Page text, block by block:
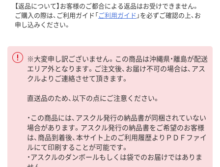
【返品について】お客様のご都合による返品はお受けできません。
ご購入の際は、ご利用ガイド「ご利用ガイド 」を必ずご確認の上、お
申し込みください。
※大変申し訳ございません。この商品は沖縄県・離島が配送
エリア外となります。ご注文後、お届け不可の場合は、アス
クルよりご連絡させて頂きます。
直送品のため、以下の点にご注意ください。
・この商品には、アスクル発行の納品書が同梱されていない
場合があります。アスクル発行の納品書をご希望のお客様
は、商品到着後、本サイト上のご利用履歴よりＰＤＦファイ
ルにて印刷することが可能です。
・アスクルのダンボールもしくは袋でのお届けではありま